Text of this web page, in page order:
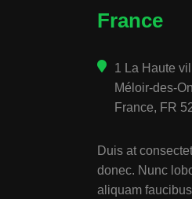
France
1 La Haute
Méloir-des-
France, FR
Duis at
donec. Nunc
aliquam